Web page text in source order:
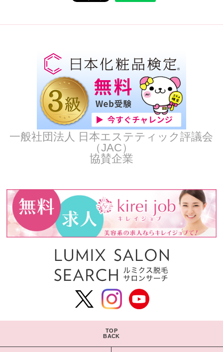
一般社団法人 日本エステティック評議会
（JAC）
協賛企業
TOP
BACK